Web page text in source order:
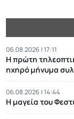
06.08.2026 | 17:11
Η πρώτη
ηχηρό μήνυμα
06.08.2026 | 14:44
Η μαγεία του